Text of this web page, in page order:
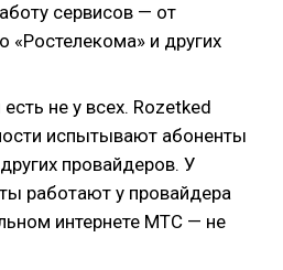
сервисов — от
«Ростелекома» и других
не у всех. Rozetked
испытывают абоненты
провайдеров. У
работают у провайдера
интернете МТС — не